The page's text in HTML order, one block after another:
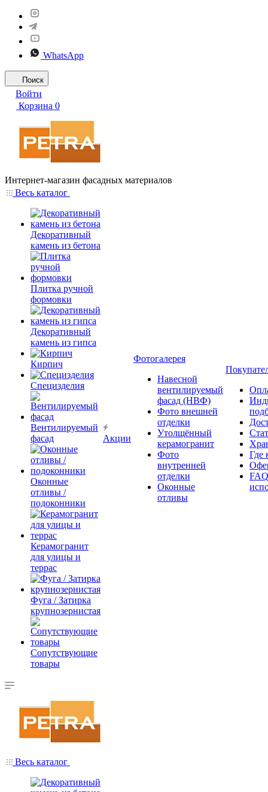
WhatsApp
Поиск
Войти
Корзина 0
Интернет-магазин фасадных материалов
Весь каталог
Декоративный
камень из бетона
Плитка ручной
формовки
Декоративный
камень из гипса
Кирпич
Специзделия
Вентилируемый
фасад
Оконные
отливы /
подоконники
Керамогранит
для улицы и
террас
Фуга / Затирка
крупнозернистая
Сопутствующие
товары
Акции
Фотогалерея
Навесной
вентилируемый
фасад (НВФ)
Фото внешней
отделки
Утолщённый
керамогранит
Фото
внутренней
отделки
Оконные
отливы
Где
Весь каталог